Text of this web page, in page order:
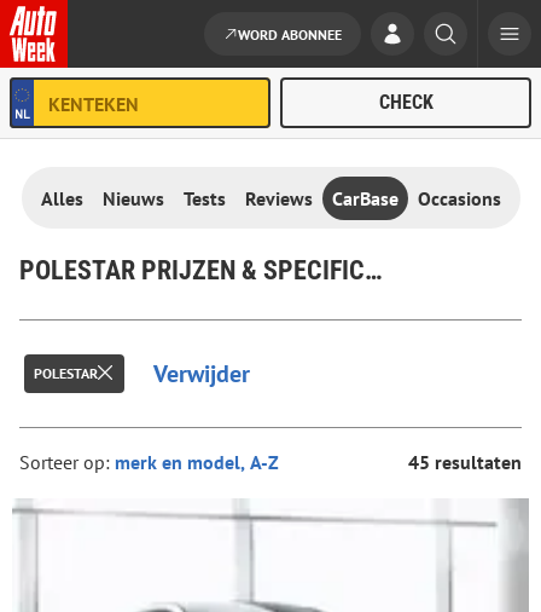
Ga naar de inhoud
WORD ABONNEE
Alles Nieuws Tests Reviews CarBase Occasions
POLESTAR PRIJZEN & SPECIFICATIES
POLESTAR Verwijder
Sorteer op: 45 resultaten